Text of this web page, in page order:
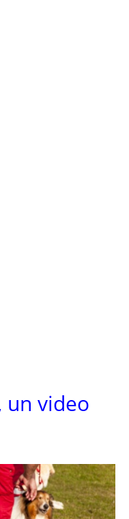
un video